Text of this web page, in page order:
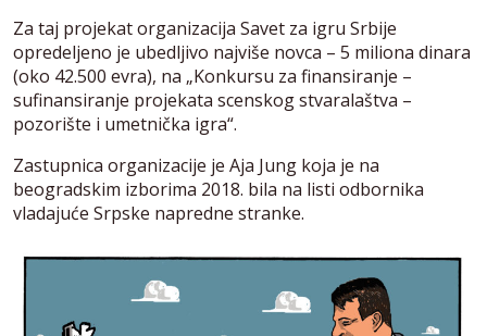
Za taj projekat organizacija Savet za igru Srbije
opredeljeno je ubedljivo najviše novca – 5 miliona dinara
(oko 42.500 evra), na „Konkursu za finansiranje –
sufinansiranje projekata scenskog stvaralaštva –
pozorište i umetnička igra“.
Zastupnica organizacije je Aja Jung koja je na
beogradskim izborima 2018. bila na listi odbornika
vladajuće Srpske napredne stranke.